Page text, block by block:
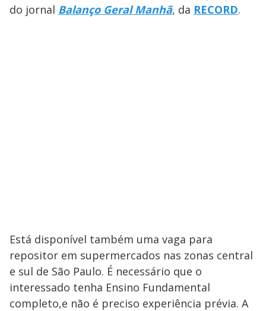
do jornal Balanço Geral Manhã, da RECORD.
Está disponível também uma vaga para
repositor em supermercados nas zonas central
e sul de São Paulo. É necessário que o
interessado tenha Ensino Fundamental
completo,e não é preciso experiência prévia. A